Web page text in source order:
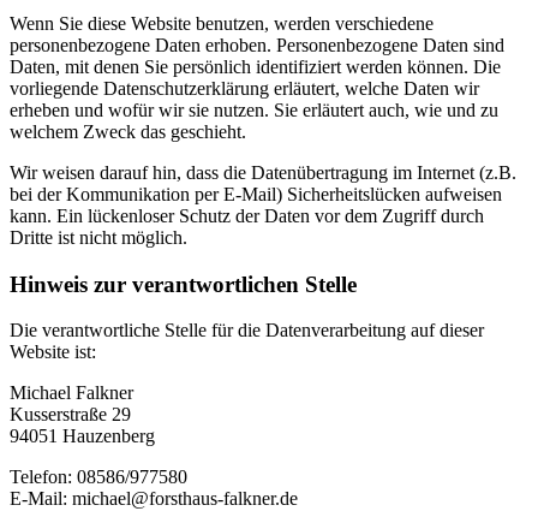
Wenn Sie diese Website benutzen, werden verschiedene
personenbezogene Daten erhoben. Personenbezogene Daten sind
Daten, mit denen Sie persönlich identifiziert werden können. Die
vorliegende Datenschutzerklärung erläutert, welche Daten wir
erheben und wofür wir sie nutzen. Sie erläutert auch, wie und zu
welchem Zweck das geschieht.
Wir weisen darauf hin, dass die Datenübertragung im Internet (z.B.
bei der Kommunikation per E-Mail) Sicherheitslücken aufweisen
kann. Ein lückenloser Schutz der Daten vor dem Zugriff durch
Dritte ist nicht möglich.
Hinweis zur verantwortlichen Stelle
Die verantwortliche Stelle für die Datenverarbeitung auf dieser
Website ist:
Michael Falkner
Kusserstraße 29
94051 Hauzenberg
Telefon: 08586/977580
E-Mail: michael@forsthaus-falkner.de